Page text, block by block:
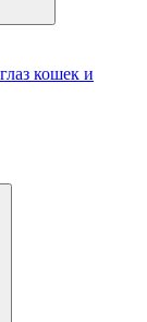
кошек и